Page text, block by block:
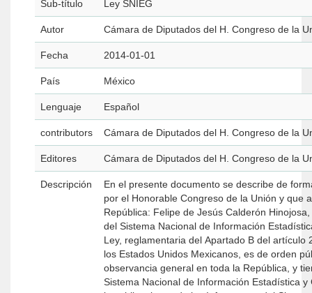
Sub-título Ley SNIEG
Autor Cámara de Diputados del H. Congreso de la
Fecha 2014-01-01
País México
Lenguaje Español
contributors Cámara de Diputados del H. Congreso de la
Editores Cámara de Diputados del H. Congreso de la
Descripción
En el presente documento se describe de
por el Honorable Congreso de la Unión y que
República: Felipe de Jesús Calderón
del Sistema Nacional de Información Estadística y
Ley, reglamentaria del Apartado B del artículo
los Estados Unidos Mexicanos, es de orden
observancia general en toda la República, y
Sistema Nacional de Información Estadística y Geográfica;